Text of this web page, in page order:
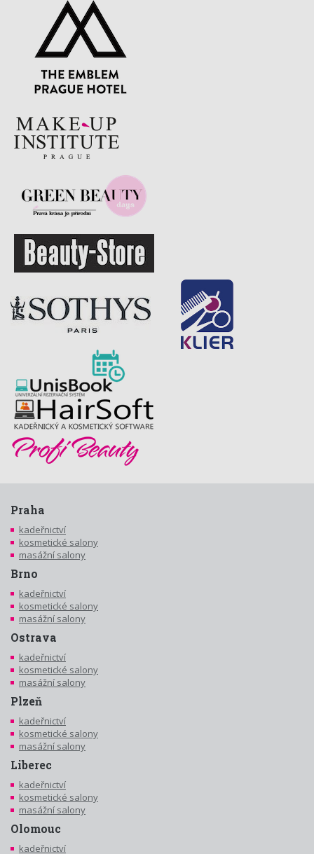
Praha
kadeřnictví
kosmetické salony
masážní salony
Brno
kadeřnictví
kosmetické salony
masážní salony
Ostrava
kadeřnictví
kosmetické salony
masážní salony
Plzeň
kadeřnictví
kosmetické salony
masážní salony
Liberec
kadeřnictví
kosmetické salony
masážní salony
Olomouc
kadeřnictví